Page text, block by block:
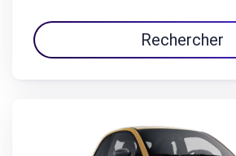
Rechercher